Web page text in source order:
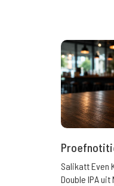
Salikatt Even
Double IPA